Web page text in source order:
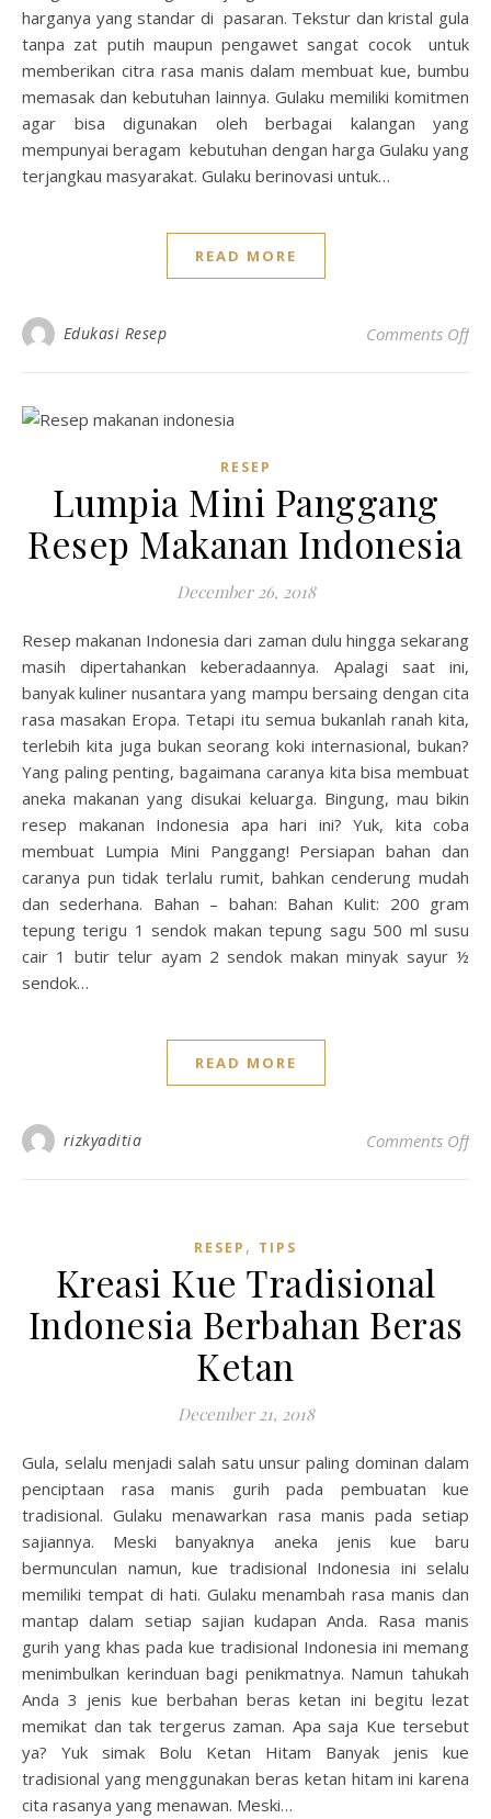
harganya yang standar di pasaran. Tekstur dan kristal gula
tanpa zat putih maupun pengawet sangat cocok untuk
memberikan citra rasa manis dalam membuat kue, bumbu
memasak dan kebutuhan lainnya. Gulaku memiliki komitmen
agar bisa digunakan oleh berbagai kalangan yang
mempunyai beragam kebutuhan dengan harga Gulaku yang
terjangkau masyarakat. Gulaku berinovasi untuk…
READ MORE
Edukasi Resep Comments Offon
RESEP
Lumpia Mini Panggang
Resep Makanan Indonesia
December 26, 2018
Resep makanan Indonesia dari zaman dulu hingga sekarang
masih dipertahankan keberadaannya. Apalagi saat ini,
banyak kuliner nusantara yang mampu bersaing dengan cita
rasa masakan Eropa. Tetapi itu semua bukanlah ranah kita,
terlebih kita juga bukan seorang koki internasional, bukan?
Yang paling penting, bagaimana caranya kita bisa membuat
aneka makanan yang disukai keluarga. Bingung, mau bikin
resep makanan Indonesia apa hari ini? Yuk, kita coba
membuat Lumpia Mini Panggang! Persiapan bahan dan
caranya pun tidak terlalu rumit, bahkan cenderung mudah
dan sederhana. Bahan – bahan: Bahan Kulit: 200 gram
tepung terigu 1 sendok makan tepung sagu 500 ml susu
cair 1 butir telur ayam 2 sendok makan minyak sayur ½
sendok…
READ MORE
rizkyaditia Comments Offon
RESEP , TIPS
Kreasi Kue Tradisional
Indonesia Berbahan Beras
Ketan
December 21, 2018
Gula, selalu menjadi salah satu unsur paling dominan dalam
penciptaan rasa manis gurih pada pembuatan kue
tradisional. Gulaku menawarkan rasa manis pada setiap
sajiannya. Meski banyaknya aneka jenis kue baru
bermunculan namun, kue tradisional Indonesia ini selalu
memiliki tempat di hati. Gulaku menambah rasa manis dan
mantap dalam setiap sajian kudapan Anda. Rasa manis
gurih yang khas pada kue tradisional Indonesia ini memang
menimbulkan kerinduan bagi penikmatnya. Namun tahukah
Anda 3 jenis kue berbahan beras ketan ini begitu lezat
memikat dan tak tergerus zaman. Apa saja Kue tersebut
ya? Yuk simak Bolu Ketan Hitam Banyak jenis kue
tradisional yang menggunakan beras ketan hitam ini karena
cita rasanya yang menawan. Meski…